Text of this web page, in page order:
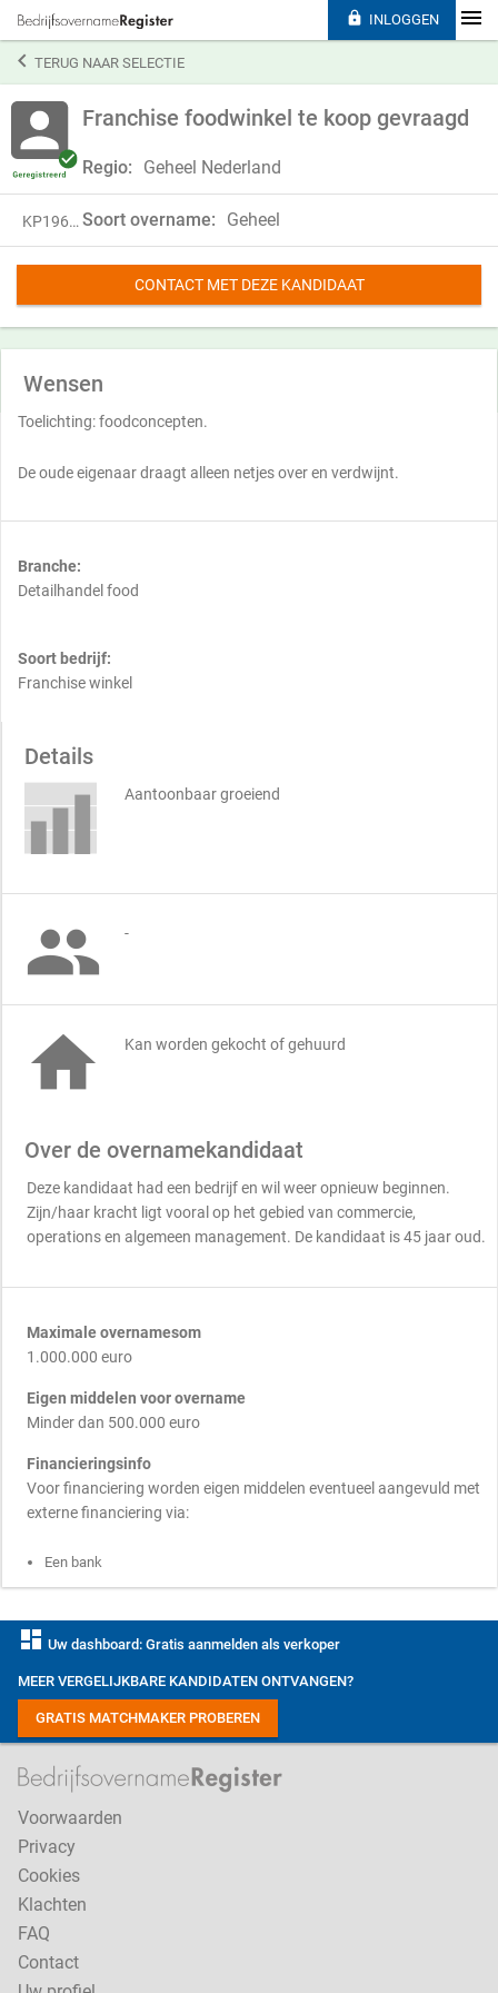
TERUG NAAR SELECTIE
Franchise foodwinkel te koop gevraagd
Regio: Geheel Nederland
KP19680 Soort overname: Geheel
CONTACT MET DEZE KANDIDAAT
Wensen
Toelichting: foodconcepten.
De oude eigenaar draagt alleen netjes over en verdwijnt.
Branche:
Detailhandel food
Soort bedrijf:
Franchise winkel
Details
Aantoonbaar groeiend
 -
 Kan worden gekocht of gehuurd
Over de overnamekandidaat
Deze kandidaat had een bedrijf en wil weer opnieuw beginnen.
Zijn/haar kracht ligt vooral op het gebied van commercie,
operations en algemeen management. De kandidaat is 45 jaar oud.
Maximale overnamesom
1.000.000 euro
Eigen middelen voor overname
Minder dan 500.000 euro
Financieringsinfo
Voor financiering worden eigen middelen eventueel aangevuld met
externe financiering via:
Een bank
 INLOGGEN
dashboard Uw dashboard: Gratis aanmelden als verkoper
MEER VERGELIJKBARE KANDIDATEN ONTVANGEN?
GRATIS MATCHMAKER PROBEREN
Voorwaarden
Privacy
Cookies
Klachten
FAQ
Contact